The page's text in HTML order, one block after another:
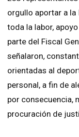
orgullo aportar a
toda la labor,
parte del Fiscal
señalaron,
orientadas al
personal, a fin de
por consecuencia,
procuración de